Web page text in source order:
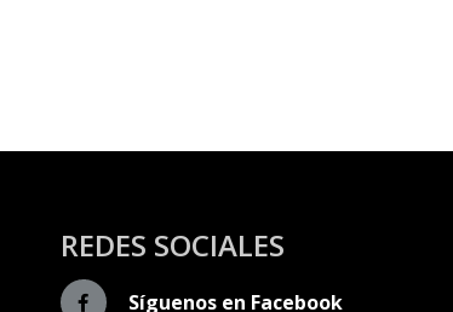
REDES SOCIALES
Síguenos en Facebook